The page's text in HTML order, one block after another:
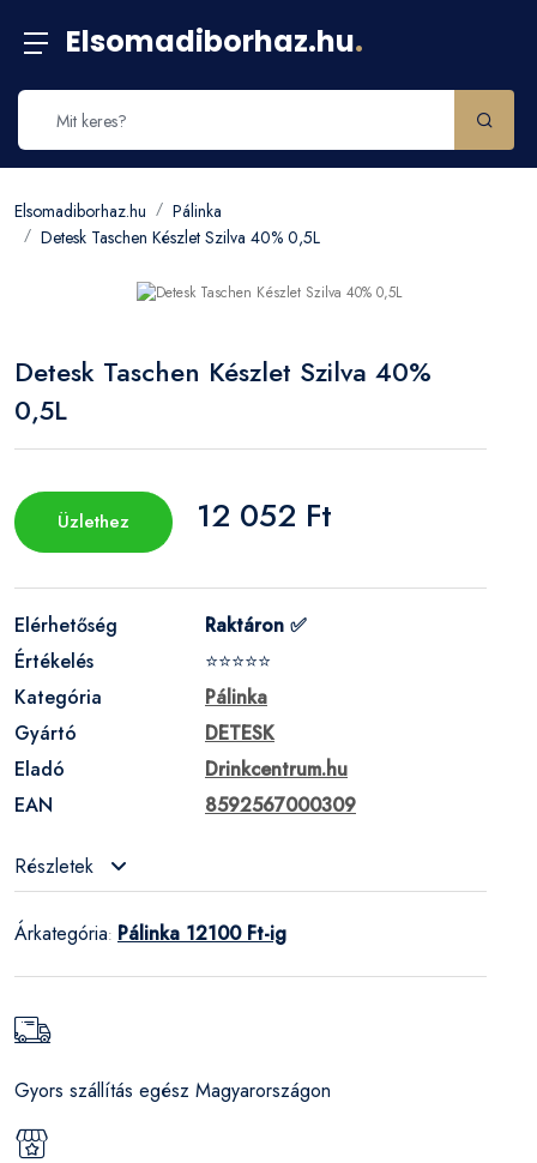
Elsomadiborhaz.hu.
Elsomadiborhaz.hu
Pálinka
Detesk Taschen Készlet Szilva 40% 0,5L
Detesk Taschen Készlet Szilva 40%
0,5L
Üzlethez 12 052 Ft
Elérhetőség
Raktáron ✅
Értékelés
⭐⭐⭐⭐⭐
Kategória
Pálinka
Gyártó
DETESK
Eladó
Drinkcentrum.hu
EAN
8592567000309
Részletek
Árkategória: Pálinka 12100 Ft-ig
Gyors szállítás egész Magyarországon